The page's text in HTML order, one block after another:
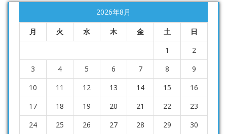
2026年8月
月 火 水 木 金 土
日
1
2
3
4 5 6 7 8
9
10
11 12 13 14 15
16
17
18 19 20 21 22
23
24
25 26 27 28 29
30